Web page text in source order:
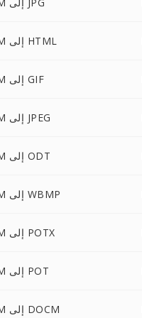
PPSM إلى HTML
PPSM إلى GIF
PPSM إلى JPEG
PPSM إلى ODT
PPSM إلى WBMP
PPSM إلى POTX
PPSM إلى POT
PPSM إلى DOCM